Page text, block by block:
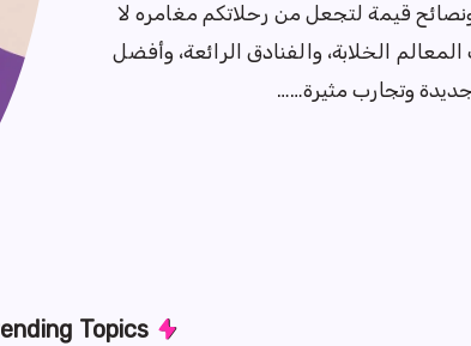
قيمة لتجعل من رحلاتكم مغامره لا
الخلابة، والفنادق الرائعة، وأفضل
جديدة وتجارب مثيرة……
Trending Topics